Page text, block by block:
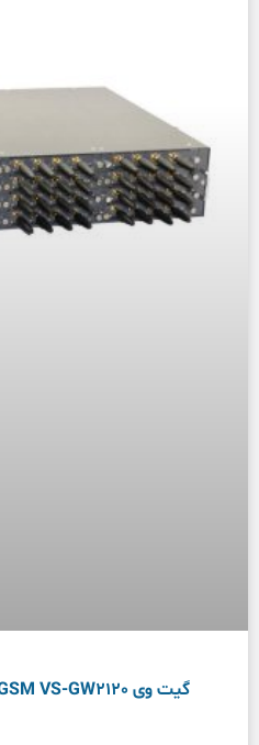
گیت وی GSM VS-GW2120 – اپن وکس OpenVox